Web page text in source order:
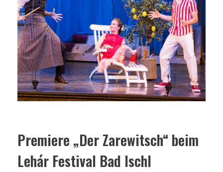
Premiere „Der Zarewitsch“ beim
Lehár Festival Bad Ischl